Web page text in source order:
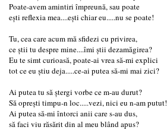
Poate-avem amintiri împreună, sau poate
ești reflexia mea....ești chiar eu.....nu se poate!
Tu, cea care acum mă sfidezi cu privirea,
ce știi tu despre mine....îmi știi dezamăgirea?
Eu te simt curioasă, poate-ai vrea să-mi explici
tot ce eu știu deja.....ce-ai putea să-mi mai zici?
Ai putea tu să ștergi vorbe ce m-au durut?
Să oprești timpu-n loc.....vezi, nici eu n-am putut!
Ai putea să-mi întorci anii care s-au dus,
să faci viu răsărit din al meu blând apus?